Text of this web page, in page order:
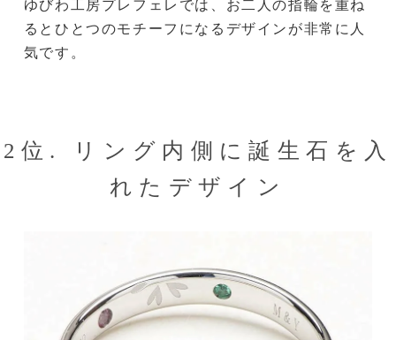
ゆびわ工房プレフェレでは、お二人の指輪を重ね
るとひとつのモチーフになるデザインが非常に人
気です。
2位. リング内側に誕生石を入
れたデザイン